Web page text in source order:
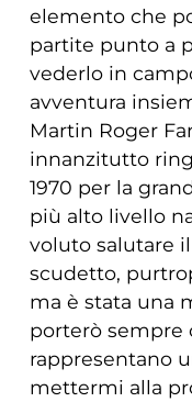
elemento che
partite punto a
vederlo in
avventura
Martin Roger
innanzitutto
1970 per la
più alto livello
voluto salutare
scudetto,
ma è stata una
porterò sempre
rappresentano
mettermi alla